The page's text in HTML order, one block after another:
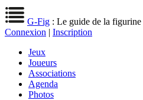
G-Fig : Le guide de la figurine
Connexion | Inscription
Jeux
Joueurs
Associations
Agenda
Photos